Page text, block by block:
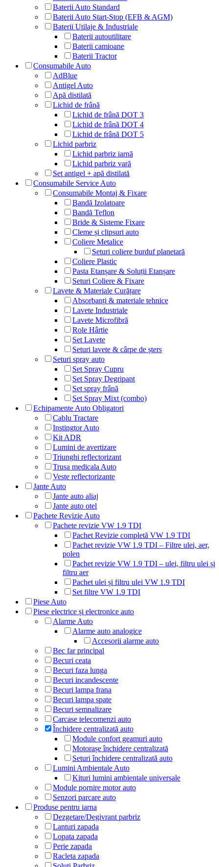
Baterii Auto Standard
Baterii Auto Start-Stop (EFB & AGM)
Baterii Utilaje & Industriale
Baterii autoutilitare
Baterii camioane
Baterii Tractor
Consumabile Auto
AdBlue
Antigel Auto
Apă distilată
Lichid de frână
Lichid de frână DOT 3
Lichid de frână DOT 4
Lichid de frână DOT 5
Lichid parbriz
Lichid parbriz iarnă
Lichid parbriz vară
Set antigel + apă distilată
Consumabile Service Auto
Consumabile Montaj & Fixare
Bandă Izolatoare
Bandă Teflon
Bride & Sisteme Fixare
Cleme și clipsuri auto
Coliere Metalice
Seturi coliere burduf planetară
Coliere Plastic
Pasta Etanșare & Soluții Etanșare
Seturi Coliere & Fixare
Lavete & Materiale Curățare
Absorbanți & materiale tehnice
Lavete Industriale
Lavete Microfibră
Role Hârtie
Set Lavete
Seturi lavete & cârpe de șters
Seturi spray auto
Set Spray Cupru
Set Spray Degripant
Set spray frână
Set Spray Mixt (combo)
Echipamente Auto Obligatori
Cablu Tractare
Instingtor Auto
Kit ADR
Lumini de avertizare
Triunghi reflectorizant
Trusa medicala Auto
Veste reflectorizante
Jante Auto
Jante auto aliaj
Jante auto otel
Pachete Revizie Auto
Pachete revizie VW 1.9 TDI
Pachet Revizie completă VW 1.9 TDI
Pachet revizie VW 1.9 TDI – Filtre ulei, aer,
polen
Pachet revizie VW 1.9 TDI – ulei, filtru ulei și
filtru aer
Pachet ulei și filtru ulei VW 1.9 TDI
Set filtre VW 1.9 TDI
Piese Auto
Piese electrice și electronice auto
Alarme Auto
Alarme auto analogice
Accesorii alarme auto
Bec far principal
Becuri ceata
Becuri faza lunga
Becuri incandescente
Becuri lampa frana
Becuri lampa spate
Becuri semnalizare
Carcase telecomenzi auto
Închidere centralizată auto
Module confort geamuri auto
Motorașe închidere centralizată
Seturi închidere centralizată auto
Lumini Ambientale Auto
Kituri lumini ambientale universale
Module pornire motor auto
Senzori parcare auto
Produse pentru iarna
Dezgetare/Degivrant parbriz
Lanturi zapada
Lopata zapada
Perie zapada
Racleta zapada